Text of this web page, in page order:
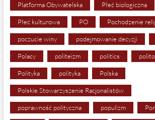
Platforma Obywatelska Płeć biologiczna
Płeć kulturowa PO Pochodzenie
poczucie winy podejmowanie decyzji
Polacy politeizm politics
Polityka polityka Polska
Polskie Stowarzyszenie Racjonalistów
poprawność polityczna populizm